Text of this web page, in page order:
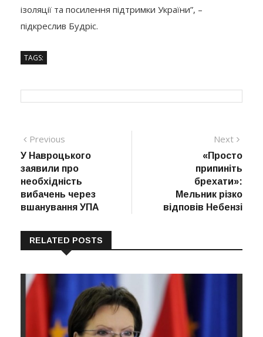
ізоляції та посилення підтримки України”, –
підкреслив Будріс.
TAGS:
Навігація
записів
Previous
post:
У Навроцького
заявили про
необхідність
вибачень через
вшанування УПА
Next
post:
«Просто
припиніть
брехати»:
Мельник різко
відповів Небензі
RELATED POSTS